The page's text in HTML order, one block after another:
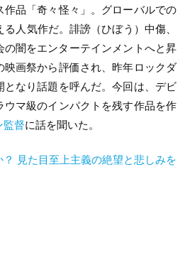
品「奇々怪々」。グローバルでの
人気作だ。誹謗（ひぼう）中傷、
闇をエンターテインメントへと昇
画祭から評価され、昨年ロックダ
となり話題を呼んだ。今回は、デビ
ウマ級のインパクトを残す作品を作
監督に話を聞いた。
見た目至上主義の絶望と悲しみを